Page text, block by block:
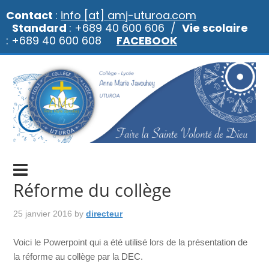
Réforme du collège
25 janvier 2016 bydirecteur
Voici le Powerpoint qui a été utilisé lors de la présentation de
la réforme au collège par la DEC.
Contact : info [at] amj-uturoa.com
Standard : +689 40 600 606 / Vie scolaire
: +689 40 600 608 FACEBOOK